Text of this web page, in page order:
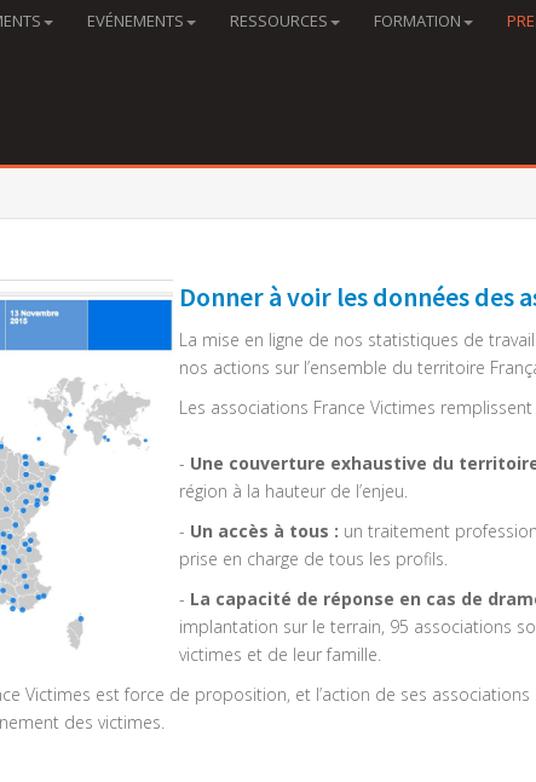
EVÉNEMENTS RESSOURCES FORMATION
Donner à voir les données des
La mise en ligne de nos statistiques de
nos actions sur l’ensemble du territoire
Les associations France Victimes
- Une couverture exhaustive du
région à la hauteur de l’enjeu.
- Un accès à tous : un traitement
prise en charge de tous les profils.
- La capacité de réponse en cas de
implantation sur le terrain, 95 associations
victimes et de leur famille.
Victimes est force de proposition, et l’action de ses
des victimes.